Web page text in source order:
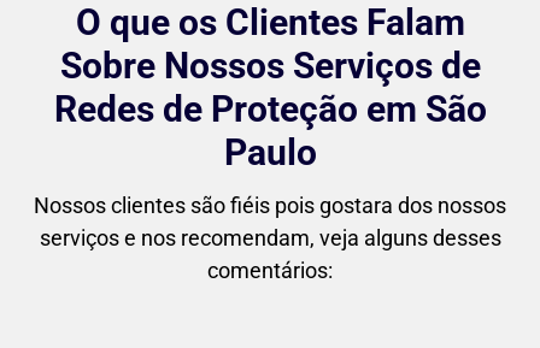
O que os Clientes Falam
Sobre Nossos Serviços de
Redes de Proteção em São
Paulo
Nossos clientes são fiéis pois gostara dos nossos
serviços e nos recomendam, veja alguns desses
comentários: